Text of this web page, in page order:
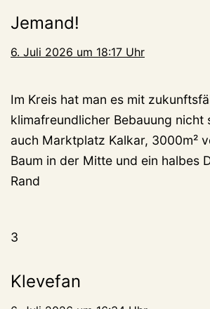
Jemand!
6. Juli 2026 um 18:17 Uhr
Im Kreis hat man es mit
klimafreundlicher Bebauung nicht
auch Marktplatz Kalkar, 3000m²
Baum in der Mitte und ein halbes
Rand
3
Klevefan